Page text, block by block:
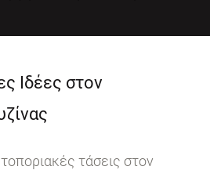
Ιδέες στον
τάσεις στον